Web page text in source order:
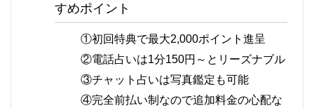
すめポイント
①初回特典で最大2,000ポイント進呈
②電話占いは1分150円～とリーズナブル
③チャット占いは写真鑑定も可能
④完全前払い制なので追加料金の心配な